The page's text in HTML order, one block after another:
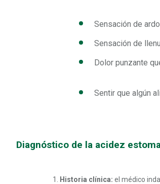
Sensación de
Sensación de
Dolor punzante
Sentir que algún
Diagnóstico de la acidez
Historia clínica: el médico